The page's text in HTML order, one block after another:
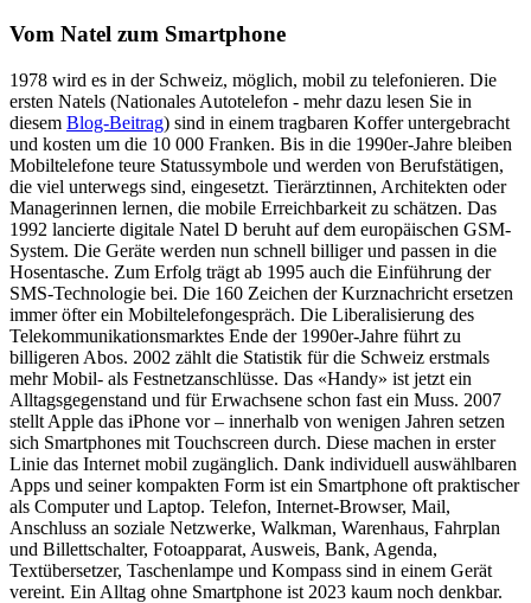
Vom Natel zum Smartphone
1978 wird es in der Schweiz, möglich, mobil zu telefonieren. Die
ersten Natels (Nationales Autotelefon - mehr dazu lesen Sie in
diesem Blog-Beitrag) sind in einem tragbaren Koffer untergebracht
und kosten um die 10 000 Franken. Bis in die 1990er-Jahre bleiben
Mobiltelefone teure Statussymbole und werden von Berufstätigen,
die viel unterwegs sind, eingesetzt. Tierärztinnen, Architekten oder
Managerinnen lernen, die mobile Erreichbarkeit zu schätzen. Das
1992 lancierte digitale Natel D beruht auf dem europäischen GSM-
System. Die Geräte werden nun schnell billiger und passen in die
Hosentasche. Zum Erfolg trägt ab 1995 auch die Einführung der
SMS-Technologie bei. Die 160 Zeichen der Kurznachricht ersetzen
immer öfter ein Mobiltelefongespräch. Die Liberalisierung des
Telekommunikationsmarktes Ende der 1990er-Jahre führt zu
billigeren Abos. 2002 zählt die Statistik für die Schweiz erstmals
mehr Mobil- als Festnetzanschlüsse. Das «Handy» ist jetzt ein
Alltagsgegenstand und für Erwachsene schon fast ein Muss. 2007
stellt Apple das iPhone vor – innerhalb von wenigen Jahren setzen
sich Smartphones mit Touchscreen durch. Diese machen in erster
Linie das Internet mobil zugänglich. Dank individuell auswählbaren
Apps und seiner kompakten Form ist ein Smartphone oft praktischer
als Computer und Laptop. Telefon, Internet-Browser, Mail,
Anschluss an soziale Netzwerke, Walkman, Warenhaus, Fahrplan
und Billettschalter, Fotoapparat, Ausweis, Bank, Agenda,
Textübersetzer, Taschenlampe und Kompass sind in einem Gerät
vereint. Ein Alltag ohne Smartphone ist 2023 kaum noch denkbar.